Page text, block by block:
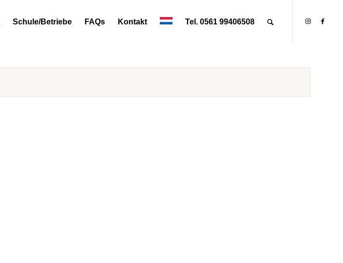
Schule/Betriebe FAQs Kontakt Tel. 0561 99406508